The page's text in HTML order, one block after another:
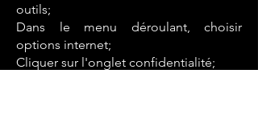
outils;
Dans le menu déroulant, choisir
options internet;
Cliquer sur l'onglet confidentialité;